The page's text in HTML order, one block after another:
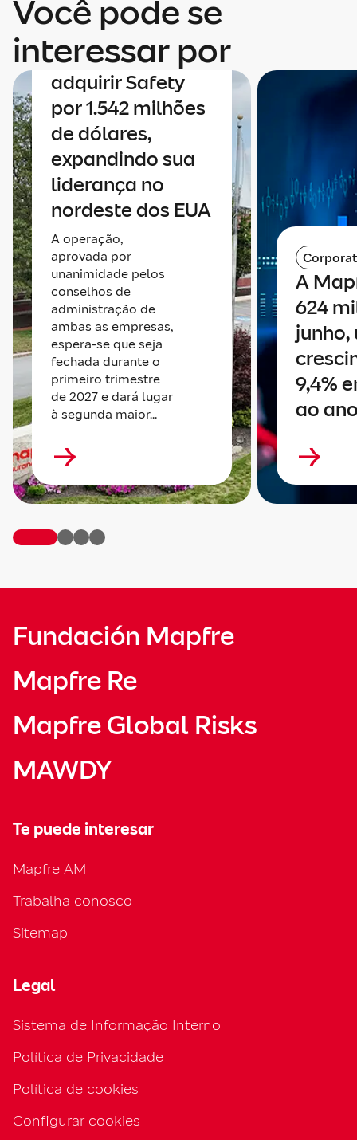
Você pode se
interessar por
Corporativo
A Mapfre anuncia
um acordo para
adquirir Safety
por 1.542 milhões
de dólares,
expandindo sua
liderança no
nordeste dos EUA
A operação,
aprovada por
unanimidade pelos
conselhos de
administração de
ambas as empresas,
espera-se que seja
fechada durante o
primeiro trimestre
de 2027 e dará lugar
à segunda maior...
A
624
junho,
9,4%
ao
Fundación Mapfre
Mapfre Re
Mapfre Global Risks
MAWDY
Te puede interesar
Mapfre AM
Trabalha conosco
Sitemap
Legal
Sistema de Informação Interno
Política de Privacidade
Política de cookies
Configurar cookies